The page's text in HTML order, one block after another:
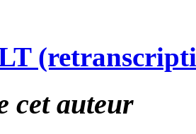
cet auteur